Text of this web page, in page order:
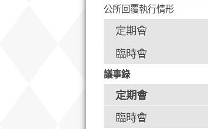
公所回覆執行情形
定期會
臨時會
議事錄
定期會
臨時會